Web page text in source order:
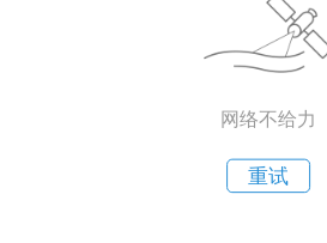
网络不给力
重试